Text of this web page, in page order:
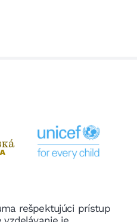
rešpektujúci prístup